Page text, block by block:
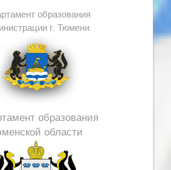
образования
г. Тюмени
образования
области